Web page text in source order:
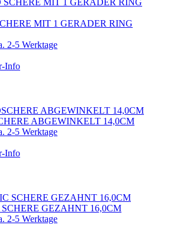
MIT 1 GERADER RING
2-5 Werktage
Info
ABGEWINKELT 14,0CM
2-5 Werktage
Info
GEZAHNT 16,0CM
2-5 Werktage